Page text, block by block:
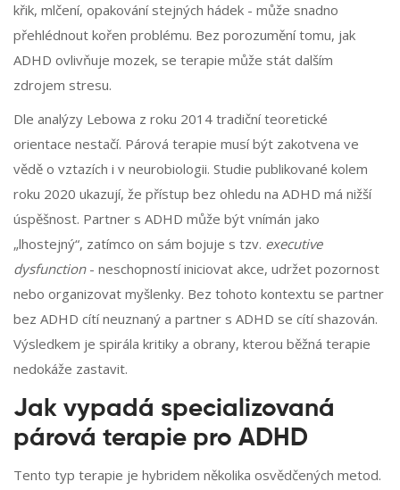
křik, mlčení, opakování stejných hádek - může snadno
přehlédnout kořen problému. Bez porozumění tomu, jak
ADHD ovlivňuje mozek, se terapie může stát dalším
zdrojem stresu.
Dle analýzy Lebowa z roku 2014 tradiční teoretické
orientace nestačí. Párová terapie musí být zakotvena ve
vědě o vztazích i v neurobiologii. Studie publikované kolem
roku 2020 ukazují, že přístup bez ohledu na ADHD má nižší
úspěšnost. Partner s ADHD může být vnímán jako
„lhostejný“, zatímco on sám bojuje s tzv. executive
dysfunction- neschopností iniciovat akce, udržet pozornost
nebo organizovat myšlenky. Bez tohoto kontextu se partner
bez ADHD cítí neuznaný a partner s ADHD se cítí shazován.
Výsledkem je spirála kritiky a obrany, kterou běžná terapie
nedokáže zastavit.
Jak vypadá specializovaná
párová terapie pro ADHD
Tento typ terapie je hybridem několika osvědčených metod.